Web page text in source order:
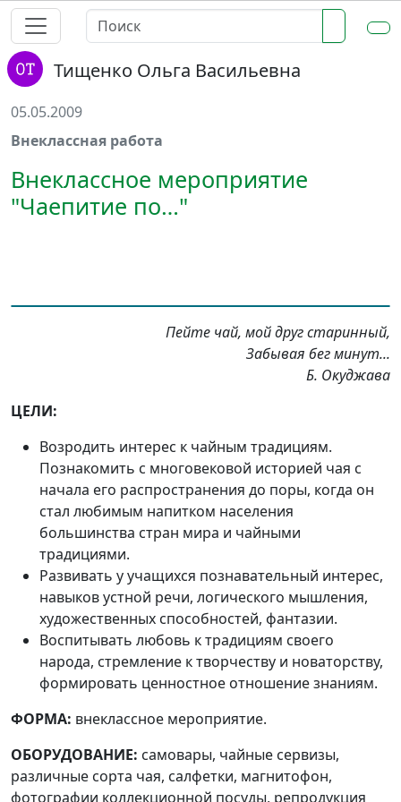
Тищенко Ольга Васильевна
05.05.2009
Внеклассная работа
Внеклассное мероприятие
"Чаепитие по…"
Пейте чай, мой друг старинный,
Забывая бег минут...
Б. Окуджава
ЦЕЛИ:
Возродить интерес к чайным традициям.
Познакомить с многовековой историей чая с
начала его распространения до поры, когда он
стал любимым напитком населения
большинства стран мира и чайными
традициями.
Развивать у учащихся познавательный интерес,
навыков устной речи, логического мышления,
художественных способностей, фантазии.
Воспитывать любовь к традициям своего
народа, стремление к творчеству и новаторству,
формировать ценностное отношение знаниям.
ФОРМА: внеклассное мероприятие.
ОБОРУДОВАНИЕ: самовары, чайные сервизы,
различные сорта чая, салфетки, магнитофон,
фотографии коллекционной посуды, репродукция